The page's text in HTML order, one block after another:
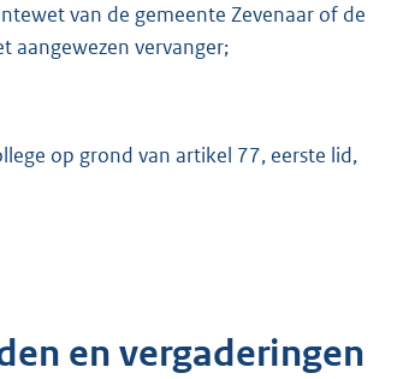
van de gemeente Zevenaar of de
aangewezen vervanger;
op grond van artikel 77, eerste lid,
en vergaderingen